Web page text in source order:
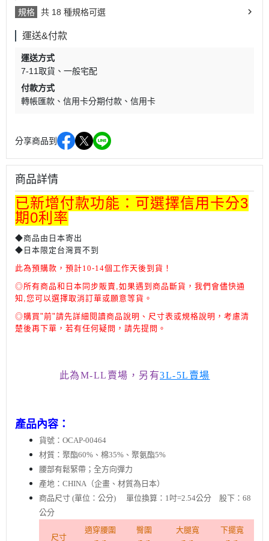
規格 共 18 種規格可選
運送&付款
運送方式
7-11取貨
一般宅配
付款方式
轉帳匯款
信用卡分期付款 信用卡
分享商品到
商品詳情
已新增付款功能：可選擇信用卡分3
期0利率
◆商品由日本寄出
◆日本限定台灣買不到
此為預購款，預計10-14個工作天後到貨！
◎所有商品和日本同步販賣,如果遇到商品斷貨，我們會儘快通
知,您可以選擇取消訂單或願意等貨。
◎購買"前"請先詳細閱讀商品說明、尺寸表或規格說明，考慮清
楚後再下單， 若有任何疑問，請先提問。
此為M-LL賣場，另有3L-5L賣場
產品內容：
貨號：OCAP-00464
材質：聚酯60%、棉35%、聚氨酯5%
腰部有鬆緊帶；全方向彈力
產地：CHINA（企畫、材質為日本）
商品尺寸 (單位：公分)
單位換算：1吋=2.54公分 股下：68
公分
尺寸
適穿腰圍
臀圍
大腿寬
下擺寬